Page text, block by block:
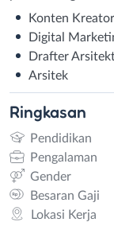
Konten Kreator
Digital
Drafter
Arsitek
Ringkasan
Pendidikan
Pengalaman
Gender
Besaran Gaji
Lokasi Kerja